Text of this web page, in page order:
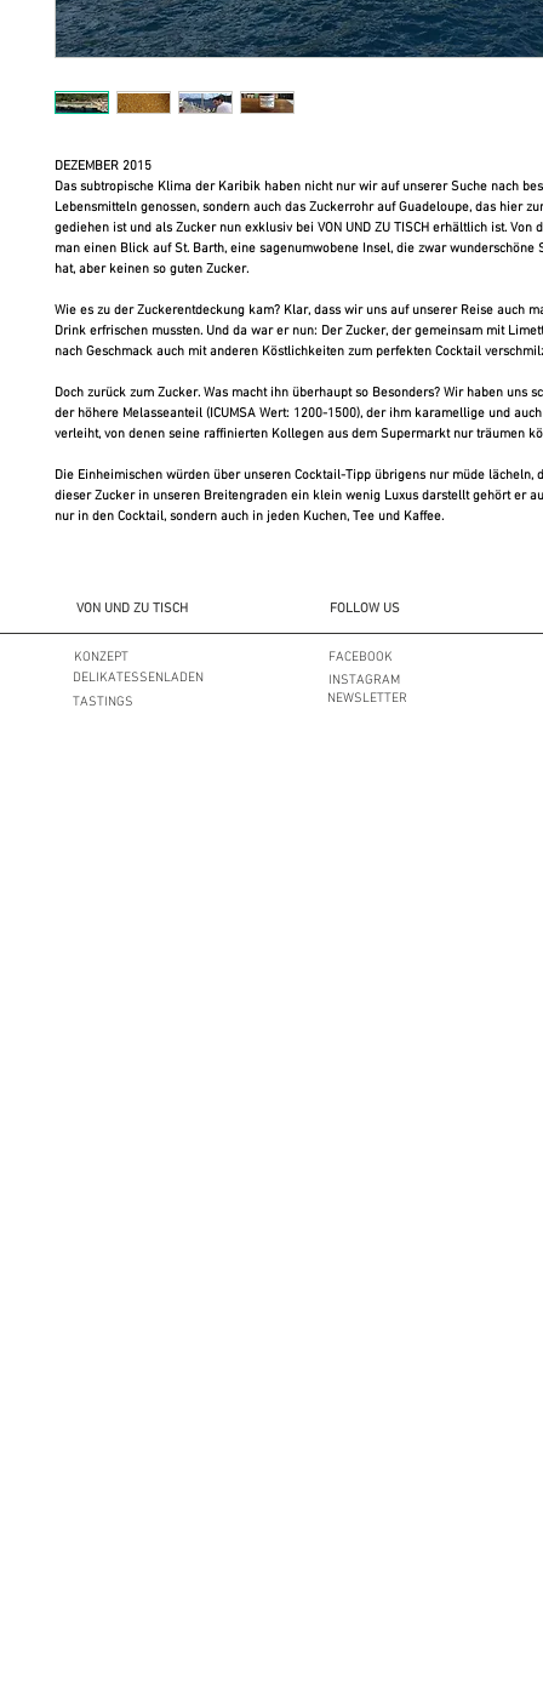
DEZEMBER 2015
Das subtropische Klima der Karibik haben nicht nur wir auf unserer Suche nach
Lebensmitteln genossen, sondern auch das Zuckerrohr auf Guadeloupe, das hier
gediehen ist und als Zucker nun exklusiv bei VON UND ZU TISCH erhältlich ist. Von
man einen Blick auf St. Barth, eine sagenumwobene Insel, die zwar wunderschöne
hat, aber keinen so guten Zucker.
Wie es zu der Zuckerentdeckung kam? Klar, dass wir uns auf unserer Reise auch
Drink erfrischen mussten. Und da war er nun: Der Zucker, der gemeinsam mit
nach Geschmack auch mit anderen Köstlichkeiten zum perfekten Cocktail
Doch zurück zum Zucker. Was macht ihn überhaupt so Besonders? Wir haben uns
der höhere Melasseanteil (ICUMSA Wert: 1200-1500), der ihm karamellige und
verleiht, von denen seine raffinierten Kollegen aus dem Supermarkt nur träumen
Die Einheimischen würden über unseren Cocktail-Tipp übrigens nur müde lächeln,
dieser Zucker in unseren Breitengraden ein klein wenig Luxus darstellt gehört er
nur in den Cocktail, sondern auch in jeden Kuchen, Tee und Kaffee.
VON UND ZU TISCH FOLLOW US
KONZEPT
DELIKATESSENLADEN
TASTINGS
FACEBOOK
INSTAGRAM
NEWSLETTER